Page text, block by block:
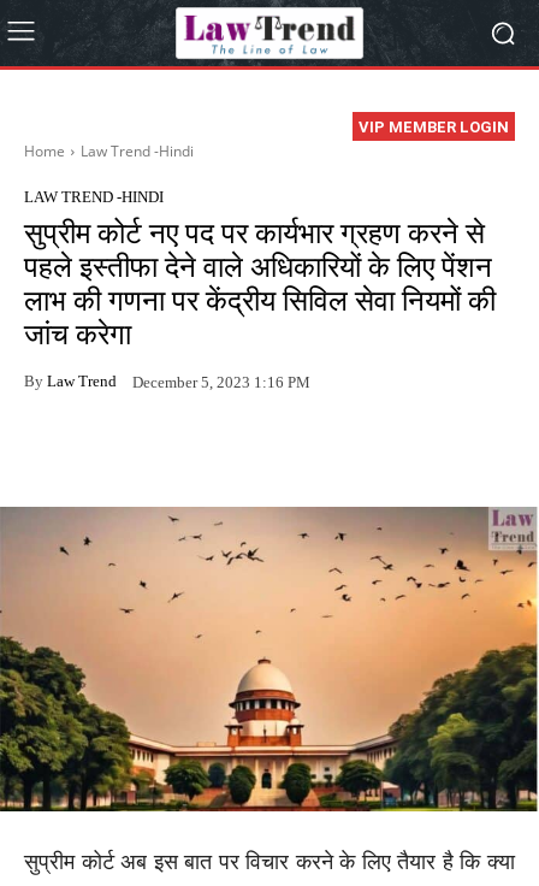
VIP MEMBER LOGIN
Home Law Trend -Hindi
LAW TREND -HINDI
सुप्रीम कोर्ट नए पद पर कार्यभार ग्रहण करने से
पहले इस्तीफा देने वाले अधिकारियों के लिए पेंशन
लाभ की गणना पर केंद्रीय सिविल सेवा नियमों की
जांच करेगा
By Law Trend December 5, 2023 1:16 PM
सुप्रीम कोर्ट अब इस बात पर विचार करने के लिए तैयार है कि क्या